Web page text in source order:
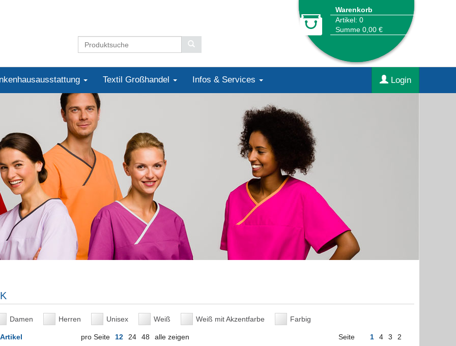
Warenkorb
Artikel: 0
Summe 0,00 €
Textil Großhandel Infos & Services Login
Damen Herren Unisex Weiß Weiß mit Akzentfarbe Farbig
pro Seite 12 24 48 alle zeigen Seite 1 2
3
4